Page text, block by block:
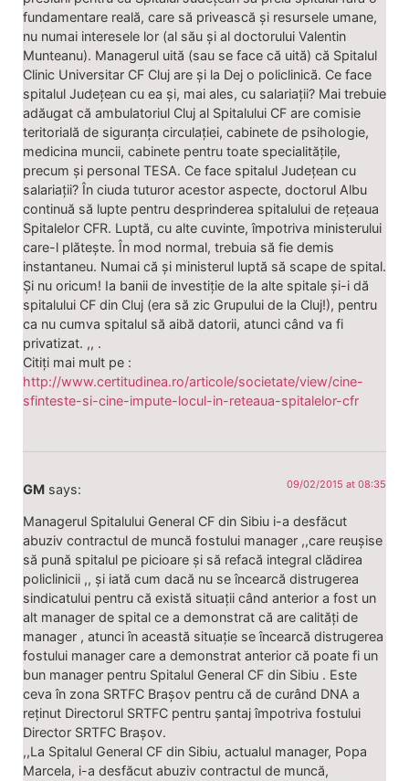
fundamentare reală, care să privească și resursele umane,
nu numai interesele lor (al său și al doctorului Valentin
Munteanu). Managerul uită (sau se face că uită) că Spitalul
Clinic Universitar CF Cluj are și la Dej o policlinică. Ce face
spitalul Județean cu ea și, mai ales, cu salariații? Mai trebuie
adăugat că ambulatoriul Cluj al Spitalului CF are comisie
teritorială de siguranța circulației, cabinete de psihologie,
medicina muncii, cabinete pentru toate specialitățile,
precum și personal TESA. Ce face spitalul Județean cu
salariații? În ciuda tuturor acestor aspecte, doctorul Albu
continuă să lupte pentru desprinderea spitalului de rețeaua
Spitalelor CFR. Luptă, cu alte cuvinte, împotriva ministerului
care-l plătește. În mod normal, trebuia să fie demis
instantaneu. Numai că și ministerul luptă să scape de spital.
Și nu oricum! Ia banii de investiție de la alte spitale și-i dă
spitalului CF din Cluj (era să zic Grupului de la Cluj!), pentru
ca nu cumva spitalul să aibă datorii, atunci când va fi
privatizat. ,, .
Citiți mai mult pe :
http://www.certitudinea.ro/articole/societate/view/cine-
sfinteste-si-cine-impute-locul-in-reteaua-spitalelor-cfr
GM says: 09/02/2015 at 08:35
Managerul Spitalului General CF din Sibiu i-a desfăcut
abuziv contractul de muncă fostului manager ,,care reușise
să pună spitalul pe picioare și să refacă integral clădirea
policlinicii ,, și iată cum dacă nu se încearcă distrugerea
sindicatului pentru că există situații când anterior a fost un
alt manager de spital ce a demonstrat că are calități de
manager , atunci în această situație se încearcă distrugerea
fostului manager care a demonstrat anterior că poate fi un
bun manager pentru Spitalul General CF din Sibiu . Este
ceva în zona SRTFC Brașov pentru că de curând DNA a
reținut Directorul SRTFC pentru șantaj împotriva fostului
Director SRTFC Brașov.
,,La Spitalul General CF din Sibiu, actualul manager, Popa
Marcela, i-a desfăcut abuziv contractul de muncă,